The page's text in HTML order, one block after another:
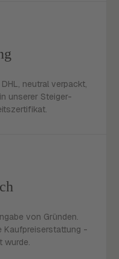
neutral verpackt,
unserer Steiger-
von Gründen.
Kaufpreiserstattung -
wurde.